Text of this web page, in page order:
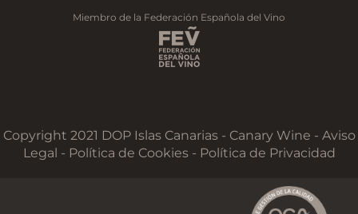
Miembro de la Federación Española del Vino
Copyright 2021 DOP Islas Canarias - Canary Wine - Aviso
Legal - Política de Cookies- Política de Privacidad